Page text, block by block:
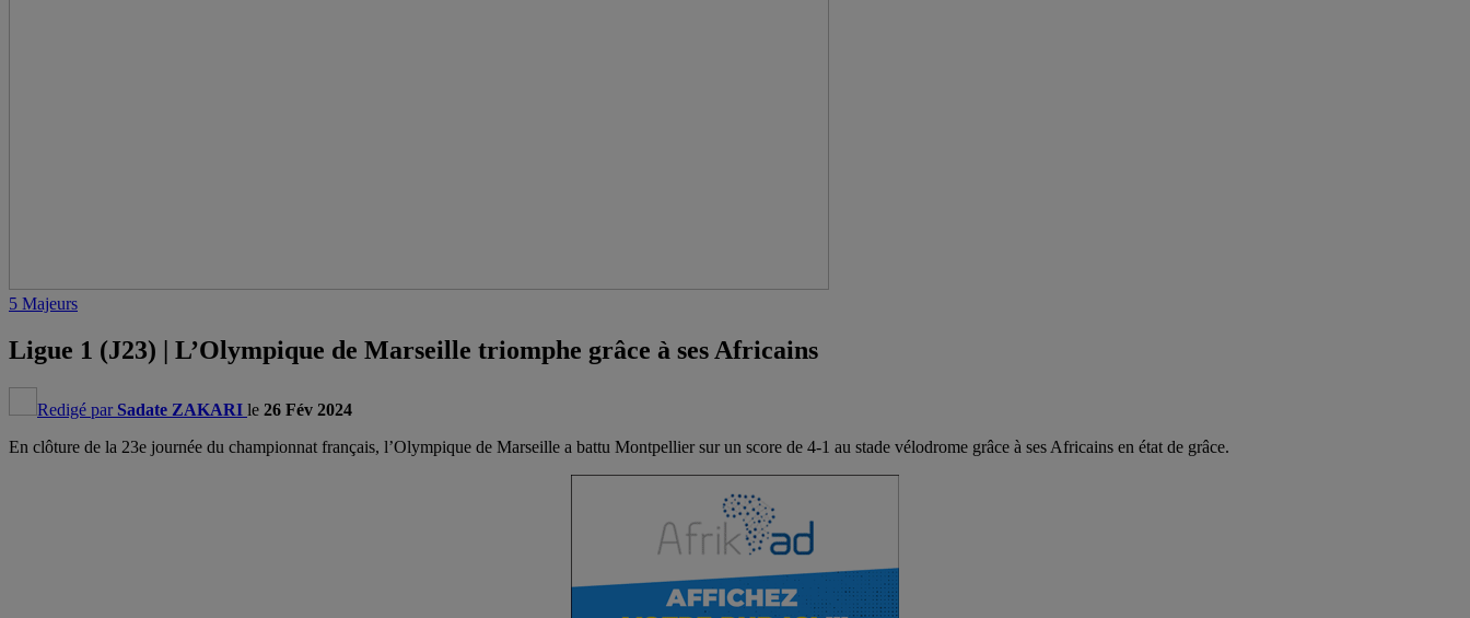
5 Majeurs
Ligue 1 (J23) | L’Olympique de Marseille triomphe grâce à ses Africains
Redigé par Sadate ZAKARI le 26 Fév 2024
En clôture de la 23e journée du championnat français, l’Olympique de Marseille a battu Montpellier sur un score de 4-1 au stade vélodrome grâce à ses Africains en état de grâce.